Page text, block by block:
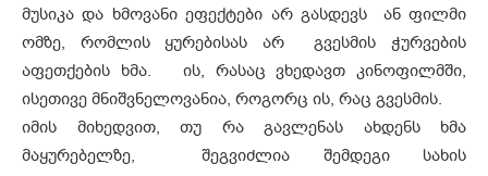
მუსიკა და ხმოვანი ეფექტები არ გასდევს ან ფილმი
ომზე, რომლის ყურებისას არ გვესმის ჭურვების
აფეთქების ხმა. ის, რასაც ვხედავთ კინოფილმში,
ისეთივე მნიშვნელოვანია, როგორც ის, რაც გვესმის.
იმის მიხედვით, თუ რა გავლენას ახდენს ხმა
მაყურებელზე, შეგვიძლია შემდეგი სახის